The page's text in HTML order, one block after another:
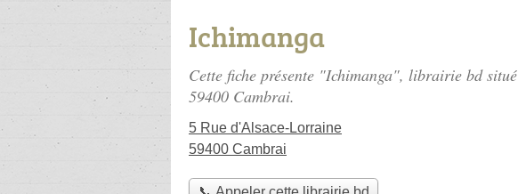
Ichimanga
Cette fiche présente "Ichimanga", librairie bd situé
59400 Cambrai.
5 Rue d'Alsace-Lorraine
59400 Cambrai